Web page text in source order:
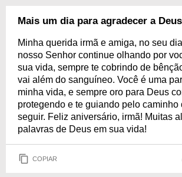
Mais um dia para agradecer a Deus
Minha querida irmã e amiga, no seu
nosso Senhor continue olhando por
sua vida, sempre te cobrindo de
vai além do sanguíneo. Você é uma
minha vida, e sempre oro para Deus
protegendo e te guiando pelo caminho
seguir. Feliz aniversário, irmã! Muitas
palavras de Deus em sua vida!
COPIAR